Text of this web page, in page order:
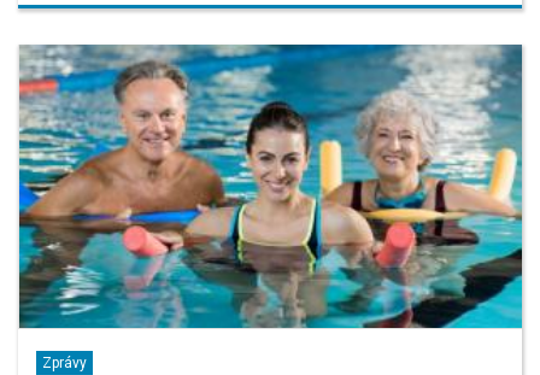
Zprávy